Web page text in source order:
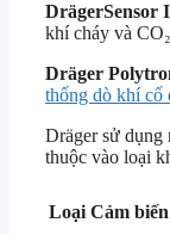
DrägerSensor
khí cháy và CO₂
Dräger
thống dò khí cố
Dräger sử dụng
thuộc vào loại
Loại Cảm biến